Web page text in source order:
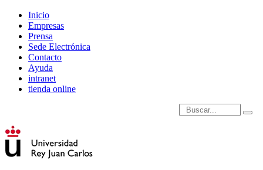
Inicio
Empresas
Prensa
Sede Electrónica
Contacto
Ayuda
intranet
tienda online
Introduce términos de